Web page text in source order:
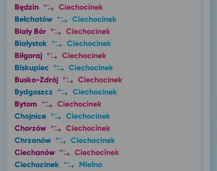
Będzin
Ciechocinek
Bełchatów
Ciechocinek
Biały Bór
Ciechocinek
Białystok
Ciechocinek
Biłgoraj
Ciechocinek
Biskupiec
Ciechocinek
Busko-Zdrój
Ciechocinek
Bydgoszcz
Ciechocinek
Bytom
Ciechocinek
Chojnice
Ciechocinek
Chorzów
Ciechocinek
Chrzanów
Ciechocinek
Ciechanów
Ciechocinek
Ciechocinek
Mielno